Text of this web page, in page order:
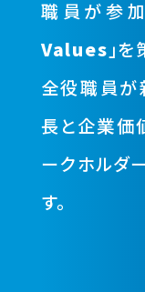
職員が参加
Values 」
全役職員が
長と企業価
ークホルダ
す。